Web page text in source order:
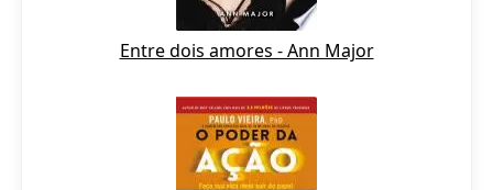
Entre dois amores - Ann Major